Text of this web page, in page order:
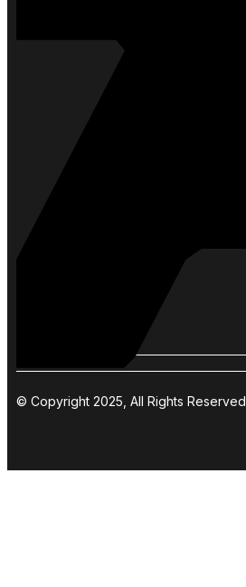
© Copyright 2025, All Rights